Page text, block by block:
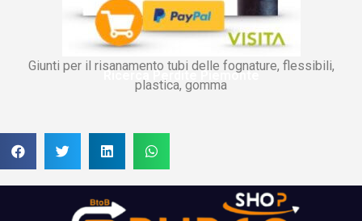
Giunti per il risanamento tubi delle fognature, flessibili,
plastica, gomma
Ricerca Perdite Piemonte